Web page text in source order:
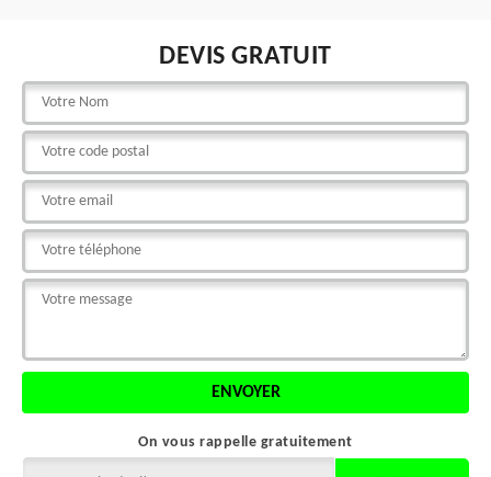
DEVIS GRATUIT
On vous rappelle gratuitement